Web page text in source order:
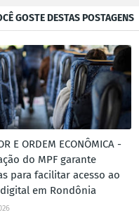
GOSTE DESTAS POSTAGENS
E ORDEM ECONÔMICA -
do MPF garante
para facilitar acesso ao
em Rondônia